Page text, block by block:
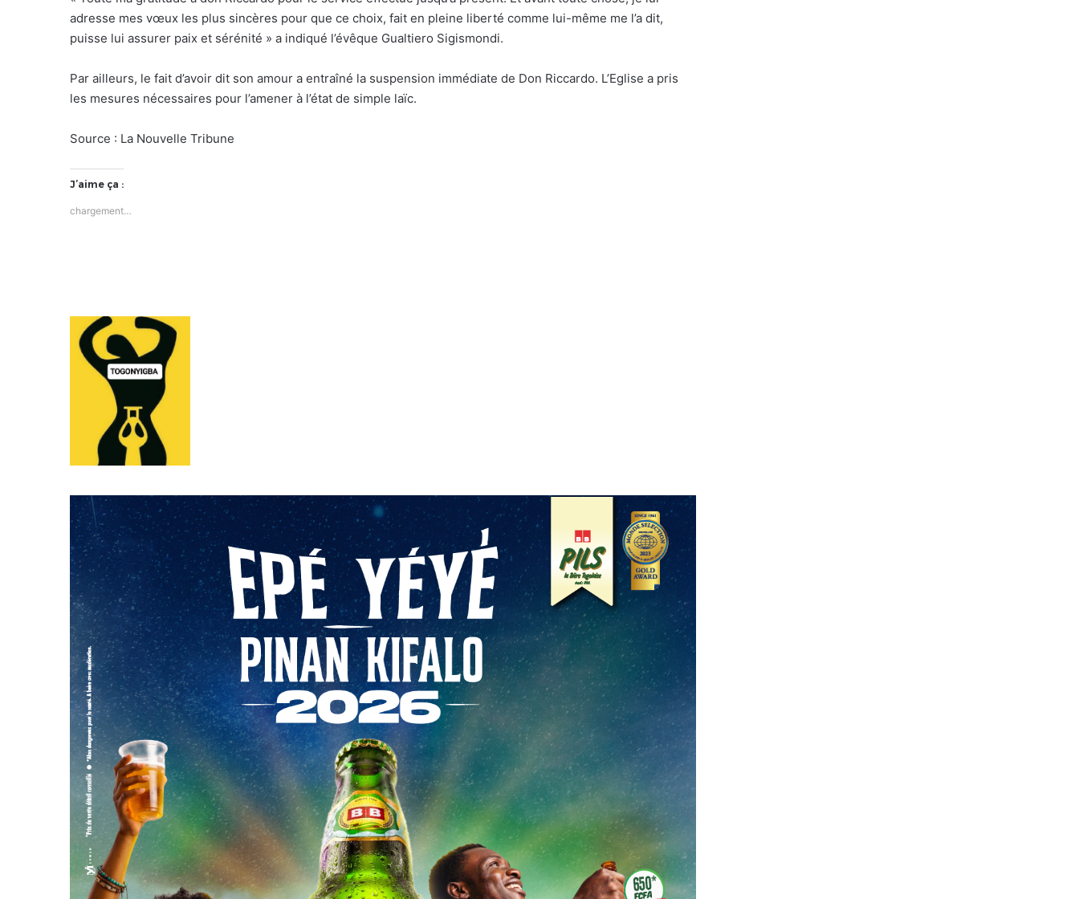
adresse mes vœux les plus sincères pour que ce choix, fait en pleine liberté comme lui-même me l’a dit,
puisse lui assurer paix et sérénité » a indiqué l’évêque Gualtiero Sigismondi.
Par ailleurs, le fait d’avoir dit son amour a entraîné la suspension immédiate de Don Riccardo. L’Eglise a pris
les mesures nécessaires pour l’amener à l’état de simple laïc.
Source : La Nouvelle Tribune
J’aime ça :
chargement…